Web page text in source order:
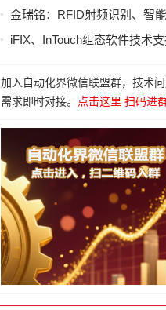
金瑞铭：RFID射频识别、智
iFIX、InTouch组态软件技术
加入自动化界微信联盟群，技术
需求即时对接。
点击这里 扫码进群